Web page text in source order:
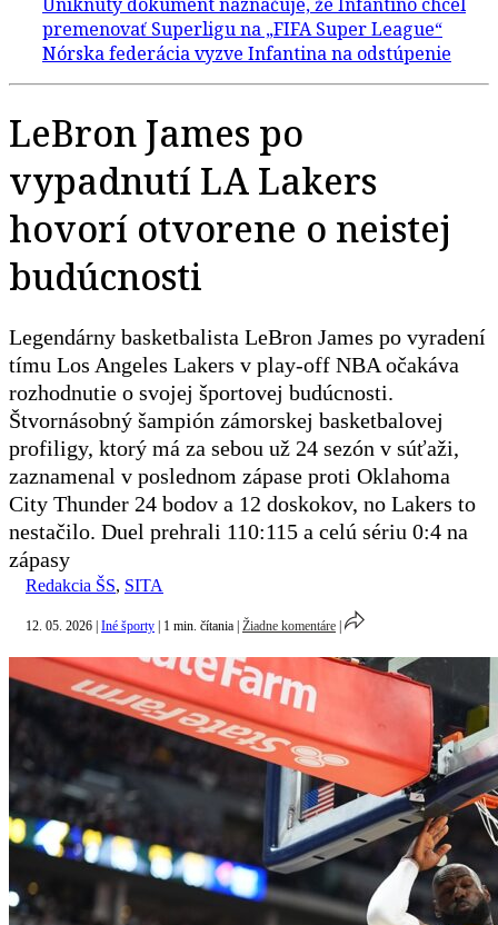
LeBron James po
vypadnutí LA Lakers
hovorí otvorene o neistej
budúcnosti
Legendárny basketbalista LeBron James po vyradení
tímu Los Angeles Lakers v play-off NBA očakáva
rozhodnutie o svojej športovej budúcnosti.
Štvornásobný šampión zámorskej basketbalovej
profiligy, ktorý má za sebou už 24 sezón v súťaži,
zaznamenal v poslednom zápase proti Oklahoma
City Thunder 24 bodov a 12 doskokov, no Lakers to
nestačilo. Duel prehrali 110:115 a celú sériu 0:4 na
zápasy
Redakcia ŠS, SITA
12. 05. 2026 Iné športy 1 min. čítania Žiadne komentáre